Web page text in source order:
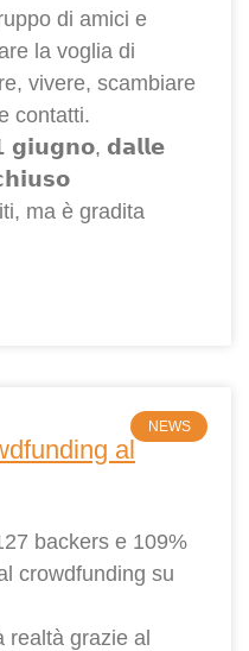
di amici e
la voglia di
vivere, scambiare
contatti.
𝗴𝗶𝘂𝗴𝗻𝗼, 𝗱𝗮𝗹𝗹𝗲
ma è gradita
NEWS
al
backers e 109%
crowdfunding su
realtà grazie al